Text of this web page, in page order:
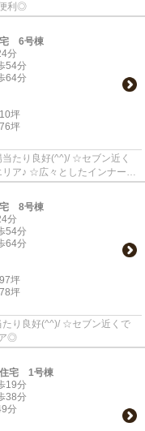
利◎
6号棟
分
54分
64分
坪
坪
たり良好(^^)/ ☆セブン近く
ア♪ ☆広々としたインナーバ
8号棟
分
54分
64分
坪
坪
り良好(^^)/ ☆セブン近くで
◎
宅 1号棟
19分
38分
分